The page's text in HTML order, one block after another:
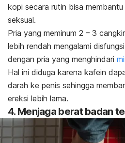
kopi secara rutin bisa
seksual.
Pria yang meminum 2 – 3
lebih rendah mengalami
dengan pria yang menghindari
Hal ini diduga karena kafein
darah ke penis sehingga
ereksi lebih lama.
4. Menjaga berat badan